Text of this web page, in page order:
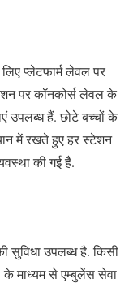
प्लेटफार्म लेवल पर
पर कॉनकोर्स लेवल के
उपलब्ध हैं. छोटे बच्चों के
में रखते हुए हर स्टेशन
की गई है.
सुविधा उपलब्ध है. किसी
के माध्यम से एम्बुलेंस सेवा